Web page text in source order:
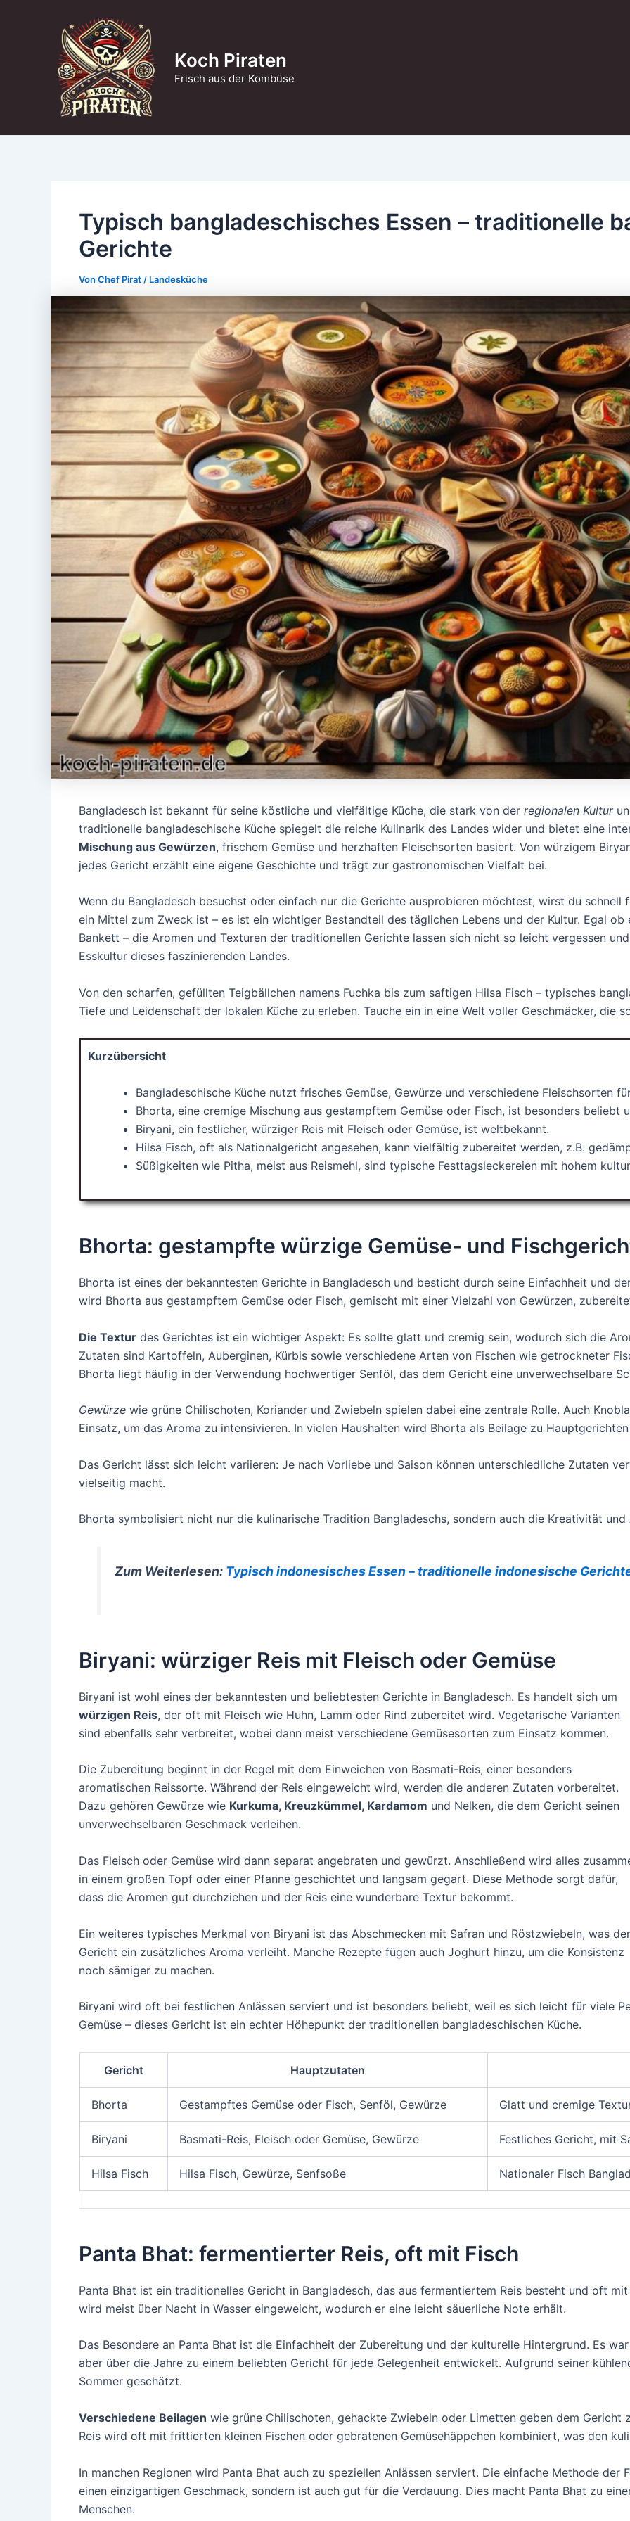
Koch Piraten
Frisch aus der Kombüse
Typisch bangladeschisches Essen – traditionelle
Gerichte
Von Chef Pirat / Landesküche
Bangladesch ist bekannt für seine köstliche und vielfältige Küche, die stark von der regionalen Kultur
traditionelle bangladeschische Küche spiegelt die reiche Kulinarik des Landes wider und bietet eine
Mischung aus Gewürzen, frischem Gemüse und herzhaften Fleischsorten basiert. Von würzigem
jedes Gericht erzählt eine eigene Geschichte und trägt zur gastronomischen Vielfalt bei.
Wenn du Bangladesch besuchst oder einfach nur die Gerichte ausprobieren möchtest, wirst du schnell
ein Mittel zum Zweck ist – es ist ein wichtiger Bestandteil des täglichen Lebens und der Kultur. Egal
Bankett – die Aromen und Texturen der traditionellen Gerichte lassen sich nicht so leicht vergessen
Esskultur dieses faszinierenden Landes.
Von den scharfen, gefüllten Teigbällchen namens Fuchka bis zum saftigen Hilsa Fisch – typisches
Tiefe und Leidenschaft der lokalen Küche zu erleben. Tauche ein in eine Welt voller Geschmäcker, die
Kurzübersicht
Bangladeschische Küche nutzt frisches Gemüse, Gewürze und verschiedene Fleischsorten
Bhorta, eine cremige Mischung aus gestampftem Gemüse oder Fisch, ist besonders beliebt
Biryani, ein festlicher, würziger Reis mit Fleisch oder Gemüse, ist weltbekannt.
Hilsa Fisch, oft als Nationalgericht angesehen, kann vielfältig zubereitet werden, z.B.
Süßigkeiten wie Pitha, meist aus Reismehl, sind typische Festtagsleckereien mit hohem
Bhorta: gestampfte würzige Gemüse- und
Bhorta ist eines der bekanntesten Gerichte in Bangladesch und besticht durch seine Einfachheit und
wird Bhorta aus gestampftem Gemüse oder Fisch, gemischt mit einer Vielzahl von Gewürzen,
Die Textur des Gerichtes ist ein wichtiger Aspekt: Es sollte glatt und cremig sein, wodurch sich die
Zutaten sind Kartoffeln, Auberginen, Kürbis sowie verschiedene Arten von Fischen wie getrockneter
Bhorta liegt häufig in der Verwendung hochwertiger Senföl, das dem Gericht eine unverwechselbare
Gewürze wie grüne Chilischoten, Koriander und Zwiebeln spielen dabei eine zentrale Rolle. Auch
Einsatz, um das Aroma zu intensivieren. In vielen Haushalten wird Bhorta als Beilage zu
Das Gericht lässt sich leicht variieren: Je nach Vorliebe und Saison können unterschiedliche Zutaten
vielseitig macht.
Bhorta symbolisiert nicht nur die kulinarische Tradition Bangladeschs, sondern auch die Kreativität
Zum Weiterlesen: Typisch indonesisches Essen – traditionelle indonesische
Biryani: würziger Reis mit Fleisch oder Gemüse
Biryani ist wohl eines der bekanntesten und beliebtesten Gerichte in Bangladesch. Es handelt sich um
würzigen Reis, der oft mit Fleisch wie Huhn, Lamm oder Rind zubereitet wird. Vegetarische Varianten
sind ebenfalls sehr verbreitet, wobei dann meist verschiedene Gemüsesorten zum Einsatz kommen.
Die Zubereitung beginnt in der Regel mit dem Einweichen von Basmati-Reis, einer besonders
aromatischen Reissorte. Während der Reis eingeweicht wird, werden die anderen Zutaten vorbereitet.
Dazu gehören Gewürze wie Kurkuma, Kreuzkümmel, Kardamom und Nelken, die dem Gericht seinen
unverwechselbaren Geschmack verleihen.
Das Fleisch oder Gemüse wird dann separat angebraten und gewürzt. Anschließend wird alles
in einem großen Topf oder einer Pfanne geschichtet und langsam gegart. Diese Methode sorgt dafür,
dass die Aromen gut durchziehen und der Reis eine wunderbare Textur bekommt.
Ein weiteres typisches Merkmal von Biryani ist das Abschmecken mit Safran und Röstzwiebeln, was
Gericht ein zusätzliches Aroma verleiht. Manche Rezepte fügen auch Joghurt hinzu, um die Konsistenz
noch sämiger zu machen.
Biryani wird oft bei festlichen Anlässen serviert und ist besonders beliebt, weil es sich leicht für viele
Gemüse – dieses Gericht ist ein echter Höhepunkt der traditionellen bangladeschischen Küche.
Gericht Hauptzutaten
Bhorta Gestampftes Gemüse oder Fisch, Senföl, Gewürze Glatt und cremige
Biryani Basmati-Reis, Fleisch oder Gemüse, Gewürze Festliches Gericht, mit
Hilsa Fisch Hilsa Fisch, Gewürze, Senfsoße Nationaler Fisch
Panta Bhat: fermentierter Reis, oft mit Fisch
Panta Bhat ist ein traditionelles Gericht in Bangladesch, das aus fermentiertem Reis besteht und oft
wird meist über Nacht in Wasser eingeweicht, wodurch er eine leicht säuerliche Note erhält.
Das Besondere an Panta Bhat ist die Einfachheit der Zubereitung und der kulturelle Hintergrund. Es
aber über die Jahre zu einem beliebten Gericht für jede Gelegenheit entwickelt. Aufgrund seiner
Sommer geschätzt.
Verschiedene Beilagen wie grüne Chilischoten, gehackte Zwiebeln oder Limetten geben dem Gericht
Reis wird oft mit frittierten kleinen Fischen oder gebratenen Gemüsehäppchen kombiniert, was den
In manchen Regionen wird Panta Bhat auch zu speziellen Anlässen serviert. Die einfache Methode
einen einzigartigen Geschmack, sondern ist auch gut für die Verdauung. Dies macht Panta Bhat zu
Menschen.